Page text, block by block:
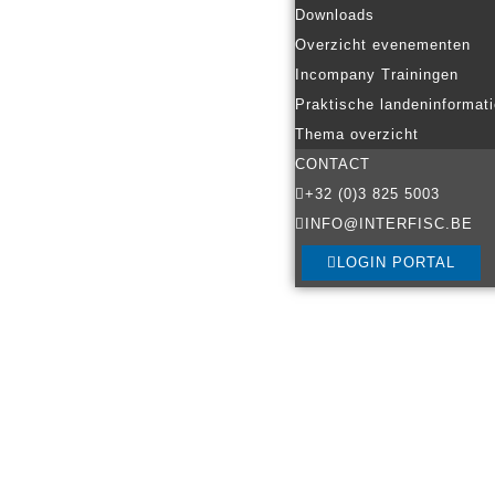
Downloads
Overzicht evenementen
Incompany Trainingen
Praktische
Thema overzicht
CONTACT
+32 (0)3 825 5003
INFO@INTERFISC.BE
LOGIN PORTAL